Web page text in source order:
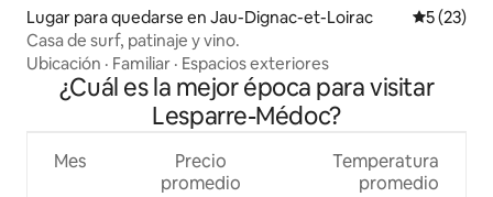
Lugar para quedarse en Jau-Dignac-et-Loirac
5 (23)
Casa de surf, patinaje y vino.
Ubicación · Familiar · Espacios exteriores
¿Cuál es la mejor época para visitar
Lesparre-Médoc?
Mes
Precio
promedio
Temperatura
promedio